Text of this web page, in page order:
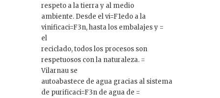
respeto a la tierra y al medio
ambiente. Desde el vi=F1edo a la
vinificaci=F3n, hasta los embalajes y =
el
reciclado, todos los procesos son
respetuosos con la naturaleza. =
Vilarnau se
autoabastece de agua gracias al sistema
de purificaci=F3n de agua de =